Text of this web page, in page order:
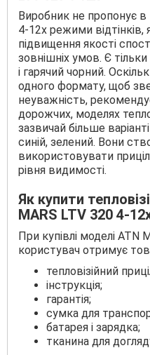
Виробник не пропонує в
4-12x режими
підвищення якості
зовнішніх умов. Є
і гарячий чорний.
одного формату, щоб
неуважність,
дорожчих, моделях
зазвичай більше
синій, зелений. Вони
використовувати
рівня видимості.
Як купити
MARS LTV 320 4-
При купівлі моделі ATN
користувач отримує
тепловізійний
інструкція;
гарантія;
сумка для
батарея і зарядка;
тканина для